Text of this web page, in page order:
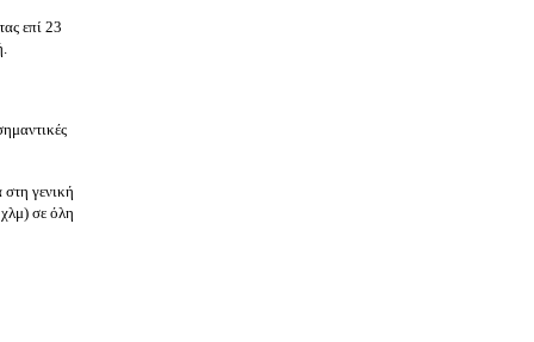
επί 23
γενική
σε όλη